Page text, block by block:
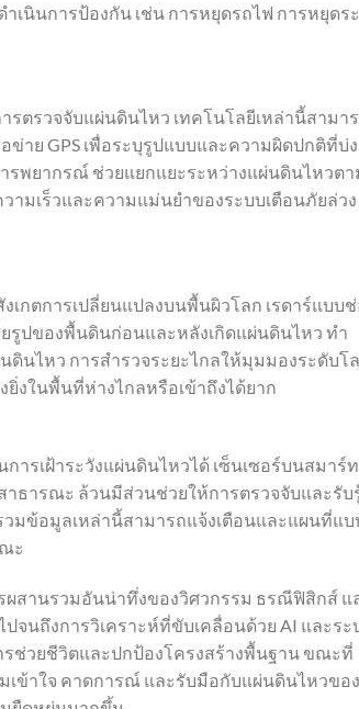
เนินการป้องกัน เช่น การหยุดรถไฟ การหยุดร
รตรวจจับแผ่นดินไหว เทคโนโลยีเหล่านี้สามา
าย GPS เพื่อระบุรูปแบบและความผิดปกติที่บ่
รพยากรณ์ ช่วยแยกแยะระหว่างแผ่นดินไหวตา
มเร็วและความแม่นยำของระบบเตือนภัยล่วง
กตการเปลี่ยนแปลงบนพื้นผิวโลก เรดาร์แบบช่
ยรูปของพื้นดินก่อนและหลังเกิดแผ่นดินไหว ทำ
นไหว การสำรวจระยะไกลให้มุมมองระดับโ
งในพื้นที่ห่างไกลหรือเข้าถึงได้ยาก
รเฝ้าระวังแผ่นดินไหวได้ เซ็นเซอร์บนสมาร์ท
ธารณะ ล้วนมีส่วนช่วยให้การตรวจจับและรับ
มข้อมูลเหล่านี้สามารถแจ้งเตือนและแผนที่แบ
ะ
ผสานรวมอันน่าทึ่งของวิศวกรรม ธรณีฟิสิกส์ แ
จนถึงการวิเคราะห์ที่ขับเคลื่อนด้วย AI และระ
ช่วยชีวิตและปกป้องโครงสร้างพื้นฐาน ขณะที่
เข้าใจ คาดการณ์ และรับมือกับแผ่นดินไหวของ